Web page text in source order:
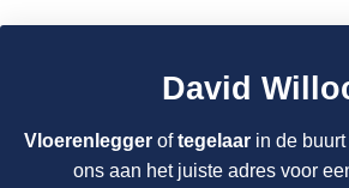
David
Vloerenleggeroftegelaarin de buurt
ons aan het juiste adres voor